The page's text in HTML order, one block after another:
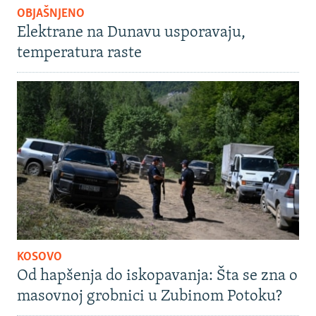
OBJAŠNJENO
Elektrane na Dunavu usporavaju,
temperatura raste
KOSOVO
Od hapšenja do iskopavanja: Šta se zna o
masovnoj grobnici u Zubinom Potoku?